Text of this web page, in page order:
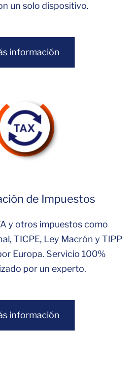
un solo dispositivo.
información
de Impuestos
y otros impuestos como
TICPE, Ley Macrón y TIPP
Europa. Servicio 100%
por un experto.
información